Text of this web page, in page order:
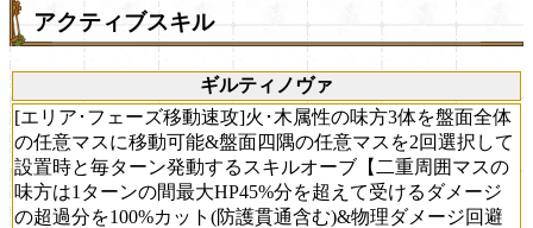
アクティブスキル
ギルティノヴァ
[エリア･フェーズ移動速攻]火･木属性の味方3体を盤面全体
の任意マスに移動可能&盤面四隅の任意マスを2回選択して
設置時と毎ターン発動するスキルオーブ【二重周囲マスの
味方は1ターンの間最大HP45%分を超えて受けるダメージ
の超過分を100%カット(防護貫通含む)&物理ダメージ回避